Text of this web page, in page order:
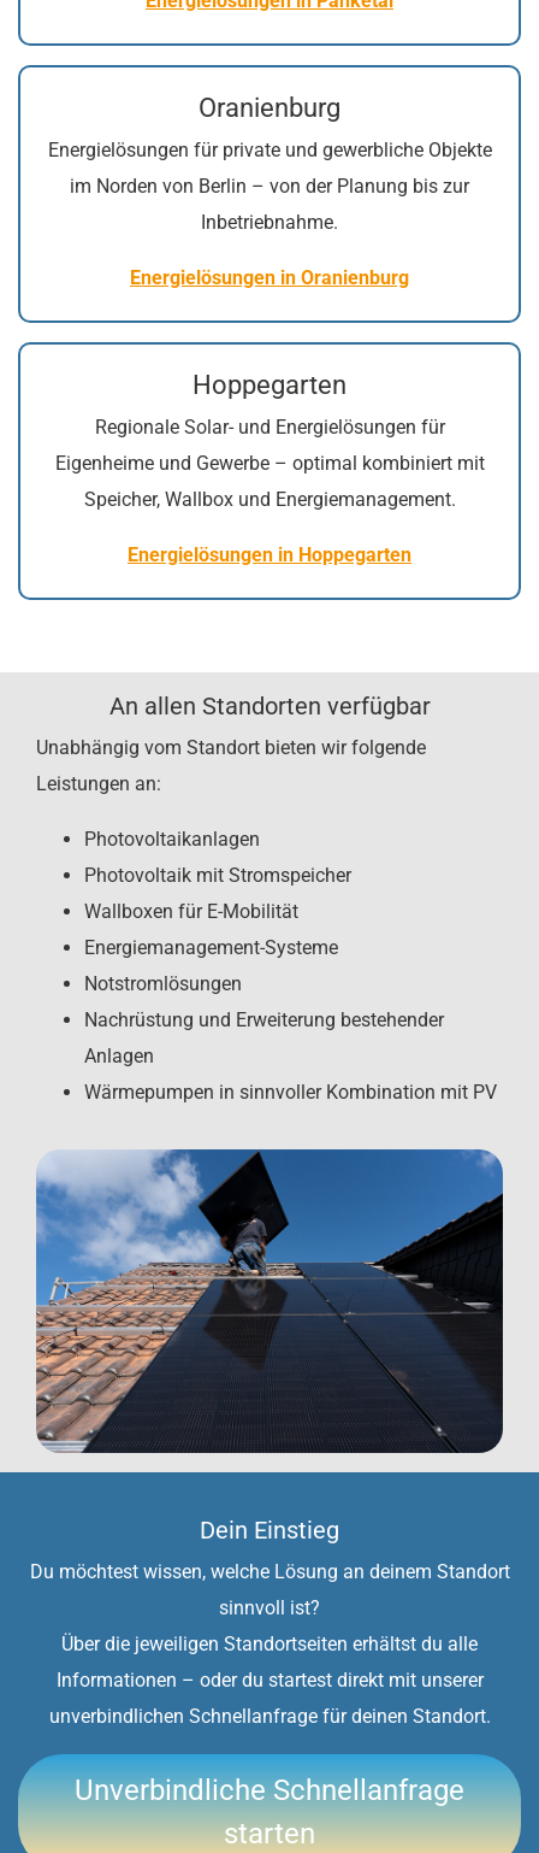
Oranienburg
Energielösungen für private und gewerbliche Objekte
im Norden von Berlin – von der Planung bis zur
Inbetriebnahme.
Energielösungen in Oranienburg
Hoppegarten
Regionale Solar- und Energielösungen für
Eigenheime und Gewerbe – optimal kombiniert mit
Speicher, Wallbox und Energiemanagement.
Energielösungen in Hoppegarten
An allen Standorten verfügbar
Unabhängig vom Standort bieten wir folgende
Leistungen an:
Photovoltaikanlagen
Photovoltaik mit Stromspeicher
Wallboxen für E-Mobilität
Energiemanagement-Systeme
Notstromlösungen
Nachrüstung und Erweiterung bestehender
Anlagen
Wärmepumpen in sinnvoller Kombination mit PV
Dein Einstieg
Du möchtest wissen, welche Lösung an deinem Standort
sinnvoll ist?
Über die jeweiligen Standortseiten erhältst du alle
Informationen – oder du startest direkt mit unserer
unverbindlichen Schnellanfrage für deinen Standort.
Unverbindliche Schnellanfrage
starten